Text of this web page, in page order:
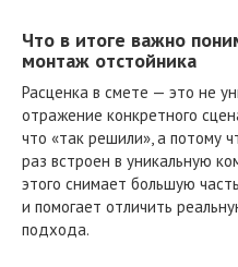
Что в итоге важно
монтаж отстойника
Расценка в смете — это не
отражение конкретного
что «так решили», а потому
раз встроен в уникальную
этого снимает большую
и помогает отличить
подхода.